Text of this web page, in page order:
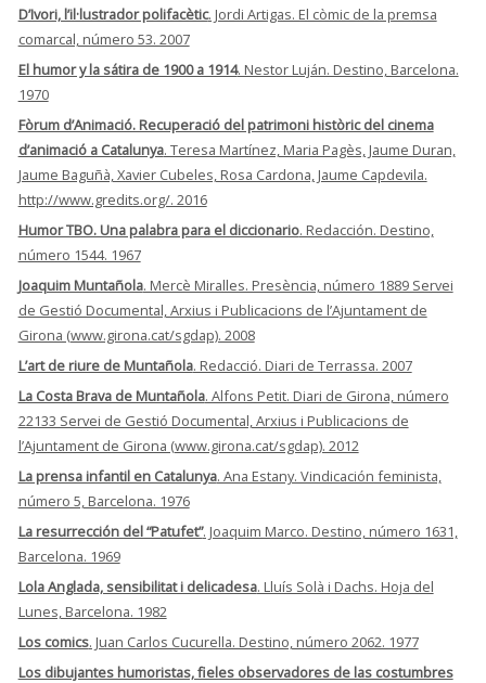
D’Ivori, l’il·lustrador polifacètic. Jordi Artigas. El còmic de la premsa
comarcal, número 53. 2007
El humor y la sátira de 1900 a 1914. Nestor Luján. Destino, Barcelona.
1970
Fòrum d’Animació. Recuperació del patrimoni històric del cinema
d’animació a Catalunya. Teresa Martínez, Maria Pagès, Jaume Duran,
Jaume Baguñà, Xavier Cubeles, Rosa Cardona, Jaume Capdevila.
http://www.gredits.org/. 2016
Humor TBO. Una palabra para el diccionario. Redacción. Destino,
número 1544. 1967
Joaquim Muntañola. Mercè Miralles. Presència, número 1889 Servei
de Gestió Documental, Arxius i Publicacions de l’Ajuntament de
Girona (www.girona.cat/sgdap). 2008
L’art de riure de Muntañola. Redacció. Diari de Terrassa. 2007
La Costa Brava de Muntañola. Alfons Petit. Diari de Girona, número
22133 Servei de Gestió Documental, Arxius i Publicacions de
l’Ajuntament de Girona (www.girona.cat/sgdap). 2012
La prensa infantil en Catalunya. Ana Estany. Vindicación feminista,
número 5, Barcelona. 1976
La resurrección del “Patufet”. Joaquim Marco. Destino, número 1631,
Barcelona. 1969
Lola Anglada, sensibilitat i delicadesa. Lluís Solà i Dachs. Hoja del
Lunes, Barcelona. 1982
Los comics. Juan Carlos Cucurella. Destino, número 2062. 1977
Los dibujantes humoristas, fieles observadores de las costumbres